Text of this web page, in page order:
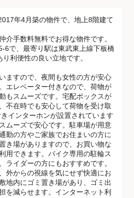
年4月築の物件で、地上8階建て
介手数料無料でお得な物件です。
6で、最寄り駅は東武東上線下板橋
利便性の良い立地です。
ますので、夜間も女性の方が安心
エレベーター付きなので、荷物が
もスムーズです。宅配ボックスが
不在時でも安心して荷物を受け取
インターホンが設置されています
ムーズで安心です。駐車場が用意
勤の方やご家族でお住まいの方に
き場がありますので、お買い物な
用できます。バイク専用の駐輪ス
ライダーの方にもおすすめです。
外からの視線を気にせず快適にお
地内にゴミ置き場があり、ゴミ出
を減らせます。インターネット利